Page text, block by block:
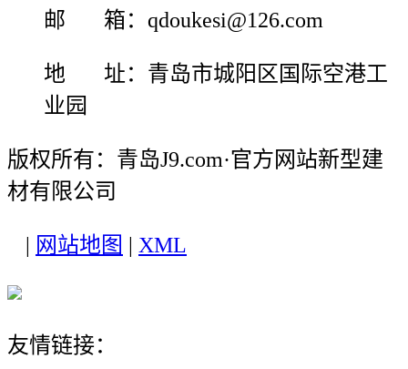
邮 箱：qdoukesi@126.com
地 址：青岛市城阳区国际空港工
业园
版权所有：青岛J9.com·官方网站新型建
材有限公司
网站地图 XML
友情链接：